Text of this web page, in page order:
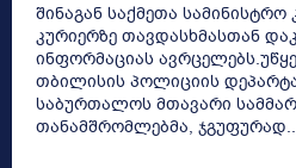
შინაგან საქმეთა
კურიერზე თავდასხმასთან
ინფორმაციას
თბილისის პოლიციის
საბურთალოს მთავარი
თანამშრომლებმა,